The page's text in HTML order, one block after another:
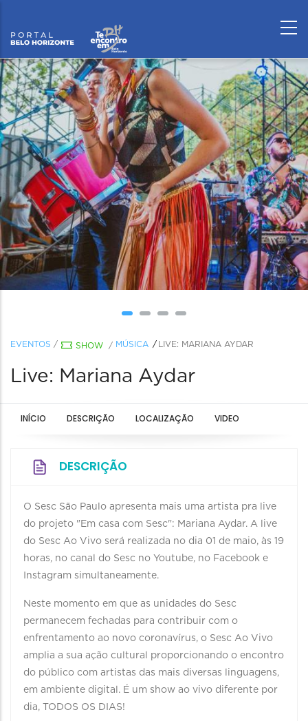
EVENTOS / SHOW / MÚSICA LIVE: MARIANA AYDAR
Live: Mariana Aydar
INÍCIO DESCRIÇÃO LOCALIZAÇÃO VIDEO
DESCRIÇÃO
O Sesc São Paulo apresenta mais uma artista pra live
do projeto "Em casa com Sesc": Mariana Aydar. A live
do Sesc Ao Vivo será realizada no dia 01 de maio, às 19
horas, no canal do Sesc no Youtube, no Facebook e
Instagram simultaneamente.
Neste momento em que as unidades do Sesc
permanecem fechadas para contribuir com o
enfrentamento ao novo coronavírus, o Sesc Ao Vivo
amplia a sua ação cultural proporcionando o encontro
do público com artistas das mais diversas linguagens,
em ambiente digital. É um show ao vivo diferente por
dia, TODOS OS DIAS!